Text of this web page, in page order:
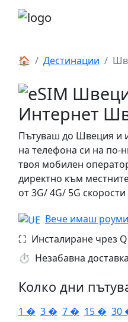
🏠 Дестинации
Интернет
Пътуваш до Швеция и
на телефона си на по-
твоя мобилен
директно към
от 3G/ 4G/ 5G
Вече имаш
⛶️️ Инсталиране чрез
⏱️️ Незабавна доставка
Колко дни
1 � 3 � 7 � 15 � 30